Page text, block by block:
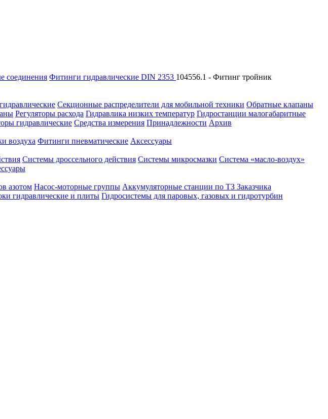
соединения Фитинги гидравлические DIN 2353 104556.1 - Фитинг тройник
Секционные распределители для мобильной техники Обратные клапаны
Регуляторы расхода Гидравлика низких температур Гидростанции малогабаритные
гидравлические Средства измерения Принадлежности Архив
воздуха Фитинги пневматические Аксессуары
Системы дроссельного действия Системы микросмазки Система «масло-воздух»
азотом Насос-моторные группы Аккумуляторные станции по ТЗ Заказчика
гидравлические и плиты Гидросистемы для паровых, газовых и гидротурбин